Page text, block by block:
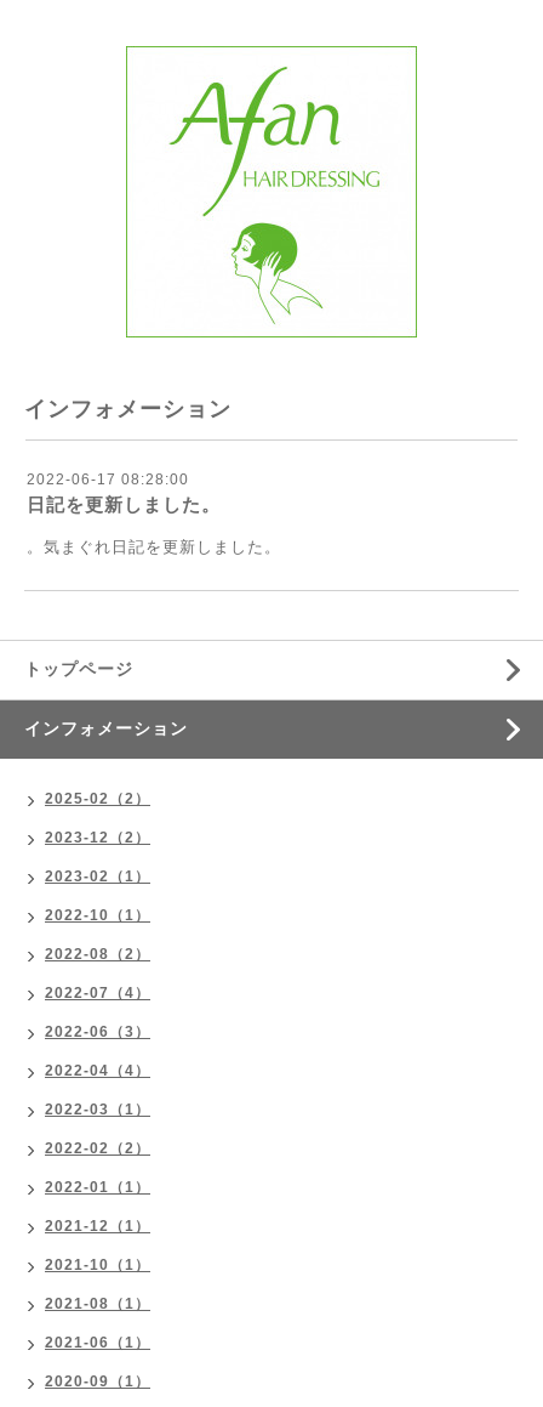
インフォメーション
2022-06-17 08:28:00
日記を更新しました。
。気まぐれ日記を更新しました。
トップページ
インフォメーション
2025-02（2）
2023-12（2）
2023-02（1）
2022-10（1）
2022-08（2）
2022-07（4）
2022-06（3）
2022-04（4）
2022-03（1）
2022-02（2）
2022-01（1）
2021-12（1）
2021-10（1）
2021-08（1）
2021-06（1）
2020-09（1）